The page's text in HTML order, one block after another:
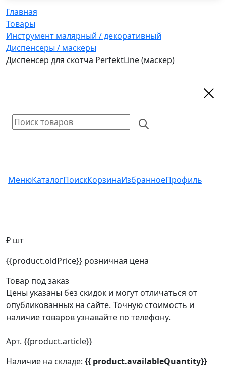
Главная
Товары
Инструмент малярный / декоративный
Диспенсеры / маскеры
Диспенсер для скотча PerfektLine (маскер)
МенюКаталогПоискКорзинаИзбранноеПрофиль
₽ шт
{{product.oldPrice}} розничная цена
Товар под заказ
Цены указаны без скидок и могут отличаться от
опубликованных на сайте. Точную стоимость и
наличие товаров узнавайте по телефону.
Арт. {{product.article}}
Наличие на складе: {{ product.availableQuantity}}